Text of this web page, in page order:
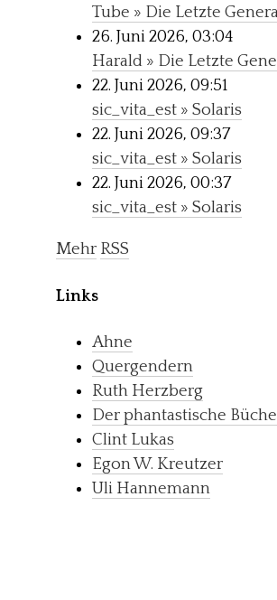
Tube » Die Letzte
26. Juni 2026, 03:04
Harald » Die Letzte
22. Juni 2026, 09:51
sic_vita_est » Solaris
22. Juni 2026, 09:37
sic_vita_est » Solaris
22. Juni 2026, 00:37
sic_vita_est » Solaris
Mehr RSS
Links
Ahne
Quergendern
Ruth Herzberg
Der phantastische
Clint Lukas
Egon W. Kreutzer
Uli Hannemann